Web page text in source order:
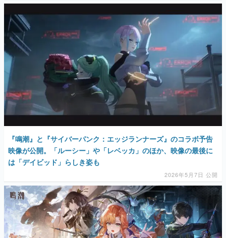
『鳴潮』と『サイバーパンク：エッジランナーズ』のコラボ予告
映像が公開。「ルーシー」や「レベッカ」のほか、映像の最後に
は「デイビッド」らしき姿も
2026年5月7日 公開